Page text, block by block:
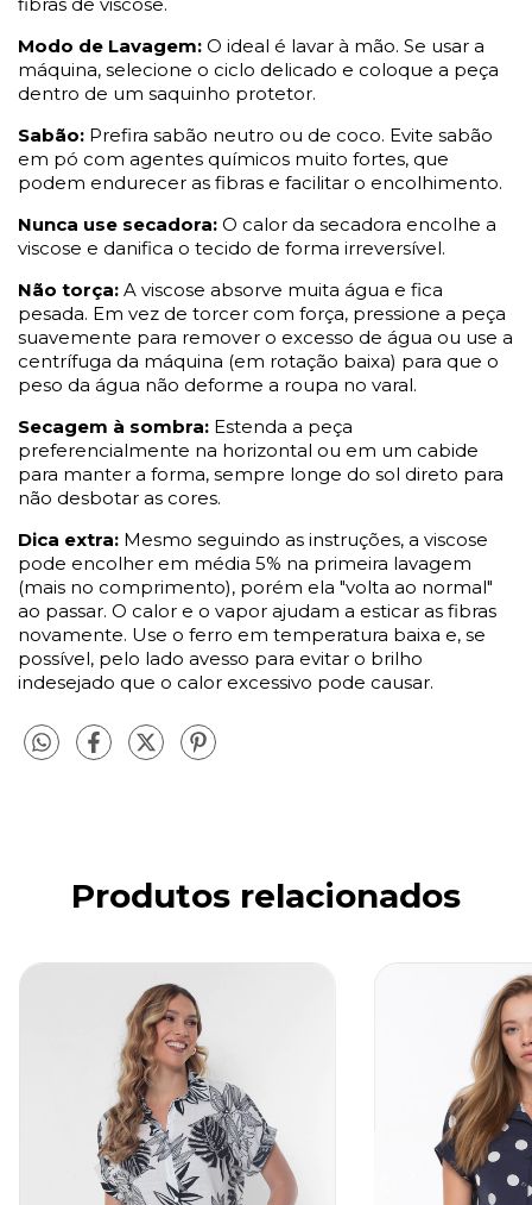
Modo de Lavagem: O ideal é lavar à mão. Se usar a
máquina, selecione o ciclo delicado e coloque a peça
dentro de um saquinho protetor.
Sabão: Prefira sabão neutro ou de coco. Evite sabão
em pó com agentes químicos muito fortes, que
podem endurecer as fibras e facilitar o encolhimento.
Nunca use secadora: O calor da secadora encolhe a
viscose e danifica o tecido de forma irreversível.
Não torça: A viscose absorve muita água e fica
pesada. Em vez de torcer com força, pressione a peça
suavemente para remover o excesso de água ou use a
centrífuga da máquina (em rotação baixa) para que o
peso da água não deforme a roupa no varal.
Secagem à sombra: Estenda a peça
preferencialmente na horizontal ou em um cabide
para manter a forma, sempre longe do sol direto para
não desbotar as cores.
Dica extra: Mesmo seguindo as instruções, a viscose
pode encolher em média 5% na primeira lavagem
(mais no comprimento), porém ela "volta ao normal"
ao passar. O calor e o vapor ajudam a esticar as fibras
novamente. Use o ferro em temperatura baixa e, se
possível, pelo lado avesso para evitar o brilho
indesejado que o calor excessivo pode causar.
Produtos relacionados